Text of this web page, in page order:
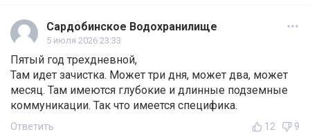
Сардобинское Водохранилище
5 июля 2026 23:33
Пятый год трехдневной,
Там идет зачистка. Может три дня, может два, может
месяц. Там имеются глубокие и длинные подземные
коммуникации. Так что имеется специфика.
Ответить 12 9